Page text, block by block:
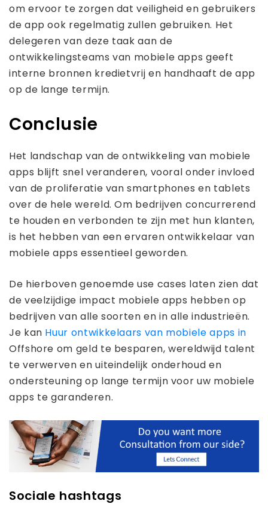
om ervoor te zorgen dat veiligheid en gebruikers
de app ook regelmatig zullen gebruiken. Het
delegeren van deze taak aan de
ontwikkelingsteams van mobiele apps geeft
interne bronnen kredietvrij en handhaaft de app
op de lange termijn.
Conclusie
Het landschap van de ontwikkeling van mobiele
apps blijft snel veranderen, vooral onder invloed
van de proliferatie van smartphones en tablets
over de hele wereld. Om bedrijven concurrerend
te houden en verbonden te zijn met hun klanten,
is het hebben van een ervaren ontwikkelaar van
mobiele apps essentieel geworden.
De hierboven genoemde use cases laten zien dat
de veelzijdige impact mobiele apps hebben op
bedrijven van alle soorten en in alle industrieën.
Je kan Huur ontwikkelaars van mobiele apps in
Offshore om geld te besparen, wereldwijd talent
te verwerven en uiteindelijk onderhoud en
ondersteuning op lange termijn voor uw mobiele
apps te garanderen.
Sociale hashtags